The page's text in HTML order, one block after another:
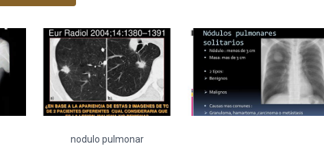
nodulo pulmonar